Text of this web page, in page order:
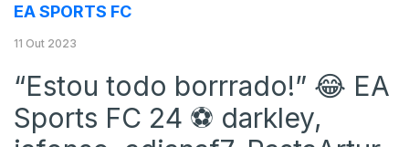
EA SPORTS FC
11 Out 2023
“Estou todo borrrado!” 😂 EA
Sports FC 24 ⚽ darkley,